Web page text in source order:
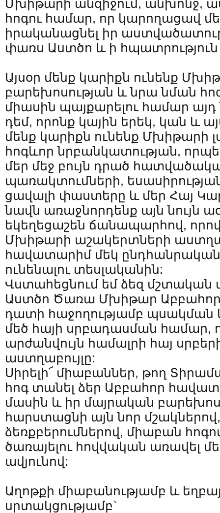
Մխիթարի անզիջում, անխոնջ,
հոգու համար, որ կարողացավ
իրականացնել իր
փառս Աստծո և ի հպատրություն
Այսօր մենք կարիքն ունենք
բարեխոսության և նրա նման
միասին պայքարելու համար այդ
դեմ, որոնք կային երեկ, կան և
մենք կարիքն ունենք Մխիթարի
հոգևոր նրբանկատության,
մեր մեջ բույն դրած
պառակտումների,
ցավալի փաստերը և մեր Հայ
նավն առաջնորդենք այն նույն
եկեղեցաշեն ճանապարհով,
Մխիթարի աշակերտների
հավատարիմ մեկ ընդհանրական
ունենալու տեսլականին:
Վստահեցնում եմ ձեզ մշտական
Աստծո Ծառա Մխիթար
դատի հաջողությամբ պսակման
մեծ հայի սրբադասման համար,
արժանվույն համալրի հայ
աստղաբույլը:
Սիրելի՜ միաբաններ, թող
հոգ տանել ձեր Աբբահոր
մասին և իր մայրական
հարստացնի այն նոր
ձեռքբերումներով, միաբան
ծառայելու հովվական առավել
ավյունով:
Աղոթքի միաբանությամբ և
սրտակցությամբ`